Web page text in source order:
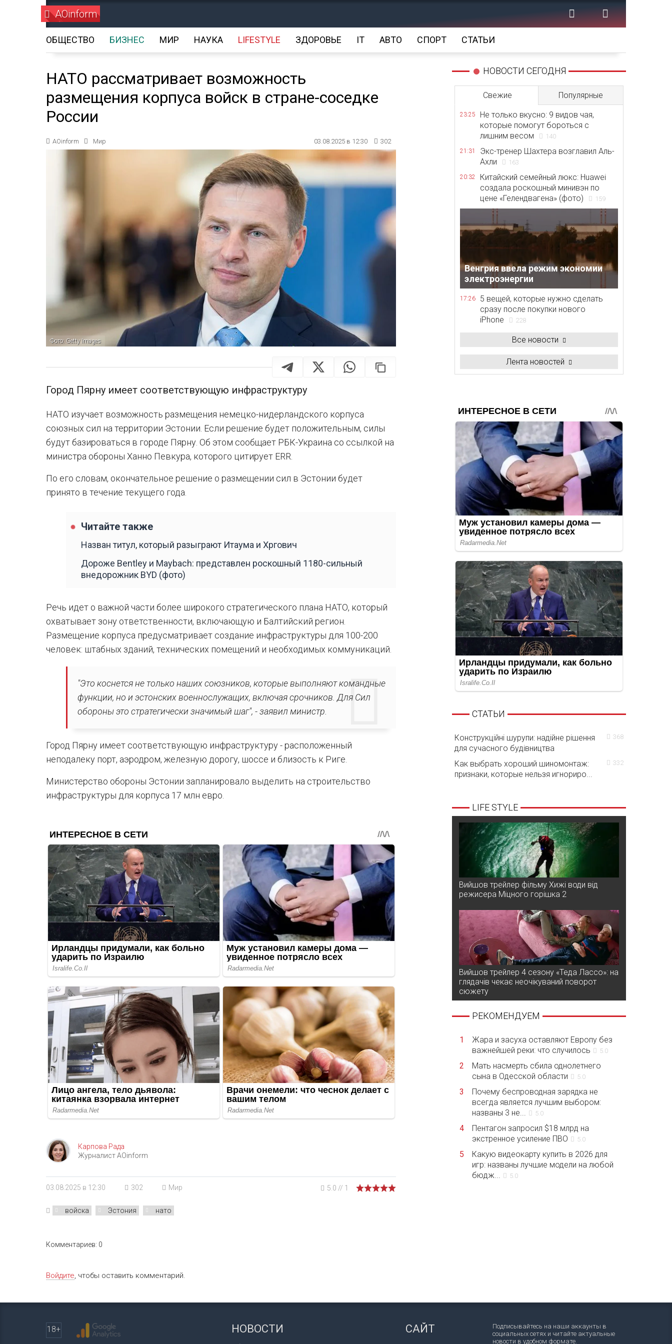
AOinform
ОБЩЕСТВО БИЗНЕС МИР НАУКА LIFESTYLE ЗДОРОВЬЕ IT АВТО СПОРТ СТАТЬИ
НАТО рассматривает возможность
размещения корпуса войск в стране-соседке
России
AOinform Мир 03.08.2025 в 12:30 302
Фото: Getty Images
Город Пярну имеет соответствующую инфраструктуру
НАТО изучает возможность размещения немецко-нидерландского корпуса
союзных сил на территории Эстонии. Если решение будет положительным, силы
будут базироваться в городе Пярну. Об этом сообщает РБК-Украина со ссылкой на
министра обороны Ханно Певкура, которого цитирует ERR.
По его словам, окончательное решение о размещении сил в Эстонии будет
принято в течение текущего года.
Читайте также
Назван титул, который разыграют Итаума и Хргович
Дороже Bentley и Maybach: представлен роскошный 1180-сильный
внедорожник BYD (фото)
Речь идет о важной части более широкого стратегического плана НАТО, который
охватывает зону ответственности, включающую и Балтийский регион.
Размещение корпуса предусматривает создание инфраструктуры для 100-200
человек: штабных зданий, технических помещений и необходимых коммуникаций.
"Это коснется не только наших союзников, которые выполняют командные
функции, но и эстонских военнослужащих, включая срочников. Для Сил
обороны это стратегически значимый шаг", - заявил министр.
Город Пярну имеет соответствующую инфраструктуру - расположенный
неподалеку порт, аэродром, железную дорогу, шоссе и близость к Риге.
Министерство обороны Эстонии запланировало выделить на строительство
инфраструктуры для корпуса 17 млн евро.
Карпова Рада
Журналист AOinform
03.08.2025 в 12:30 302 Мир 5.0 // 1
войска Эстония нато
Комментариев: 0
Войдите, чтобы оставить комментарий.
НОВОСТИ СЕГОДНЯ
Свежие Популярные
23:25
Не только вкусно: 9 видов чая,
которые помогут бороться с
лишним весом
140
21:31
Экс-тренер Шахтера возглавил Аль-
Ахли
163
20:32
Китайский семейный люкс: Huawei
создала роскошный минивэн по
цене «Гелендвагена» (фото)
159
Венгрия ввела режим экономии
электроэнергии
17:26
5 вещей, которые нужно сделать
сразу после покупки нового
iPhone
228
Все новости
Лента новостей
СТАТЬИ
Конструкційні шурупи: надійне рішення
для сучасного будівництва
368
Как выбрать хороший шиномонтаж:
признаки, которые нельзя игнориро...
332
LIFE STYLE
Вийшов трейлер фільму Хижі води від
режисера Міцного горішка 2
Вийшов трейлер 4 сезону «Теда Лассо»: на
глядачів чекає неочікуваний поворот
сюжету
РЕКОМЕНДУЕМ
1
Жара и засуха оставляют Европу без
важнейшей реки: что случилось
5.0
2
Мать насмерть сбила однолетнего
сына в Одесской области
5.0
3
Почему беспроводная зарядка не
всегда является лучшим выбором:
названы 3 не...
5.0
4
Пентагон запросил $18 млрд на
экстренное усиление ПВО
5.0
5
Какую видеокарту купить в 2026 для
игр: названы лучшие модели на любой
бюдж...
5.0
18+ НОВОСТИ САЙТ
Подписывайтесь на наши аккаунты в
социальных сетях и читайте актуальные
новости в удобном формате.